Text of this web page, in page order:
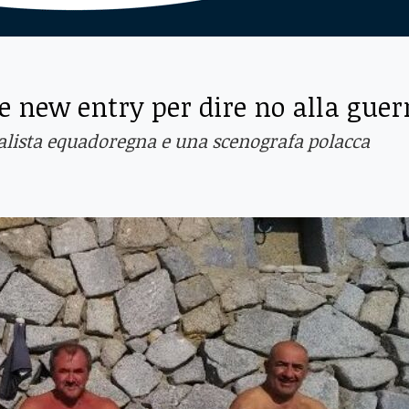
new entry per dire no alla
equadoregna e una scenografa polacca